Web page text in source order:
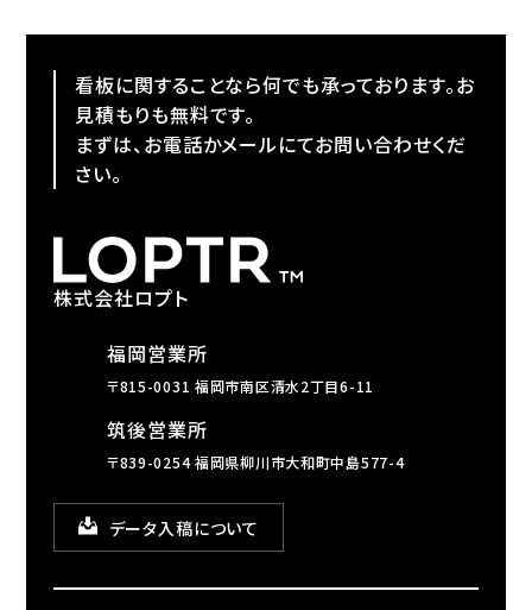
看板に関することなら何でも承っております。お
見積もりも無料です。
まずは、お電話かメールにてお問い合わせくだ
さい。
株式会社ロプト
福岡営業所
〒815-0031 福岡市南区清水2丁目6-11
筑後営業所
〒839-0254 福岡県柳川市大和町中島577-4
データ入稿について